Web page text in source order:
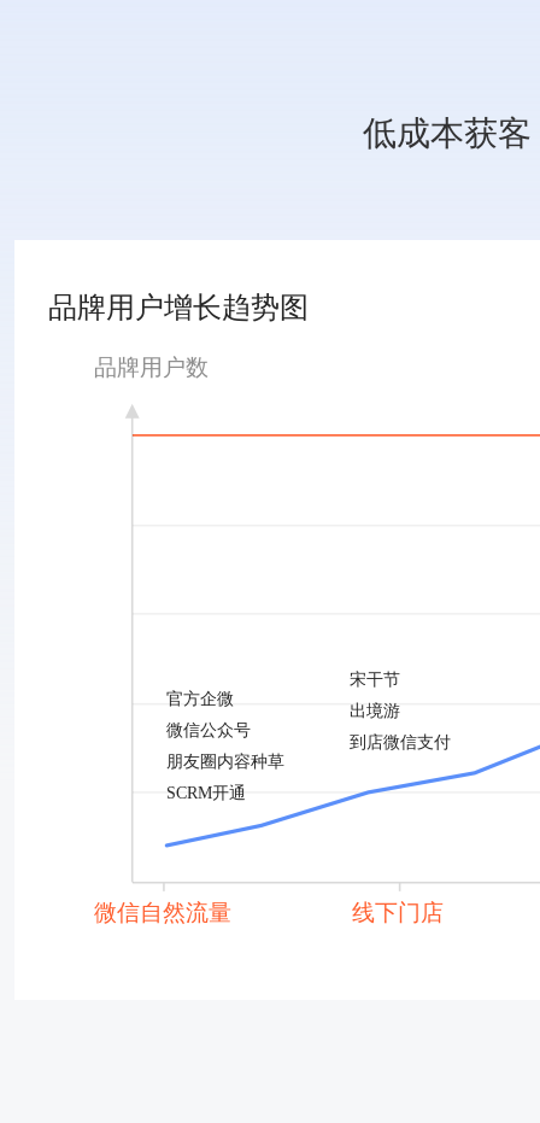
低成本获
品牌用户增长趋势图
品牌用户数
官方企微
微信公众号
朋友圈内容种草
SCRM开通
宋干节
出境游
到店微信支付
微信自然流量 线下门店